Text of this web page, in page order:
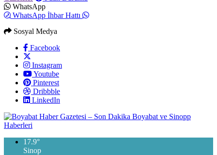
WhatsApp
WhatsApp İhbar Hattı
Sosyal Medya
Facebook
Instagram
Youtube
Pinterest
Dribbble
LinkedIn
17.9°
Sinop